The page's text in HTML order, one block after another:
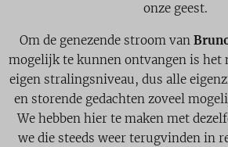
onze geest.
Om de genezende stroom van
mogelijk te kunnen ontvangen is het
eigen stralingsniveau, dus alle
en storende gedachten zoveel
We hebben hier te maken met
we die steeds weer terugvinden in